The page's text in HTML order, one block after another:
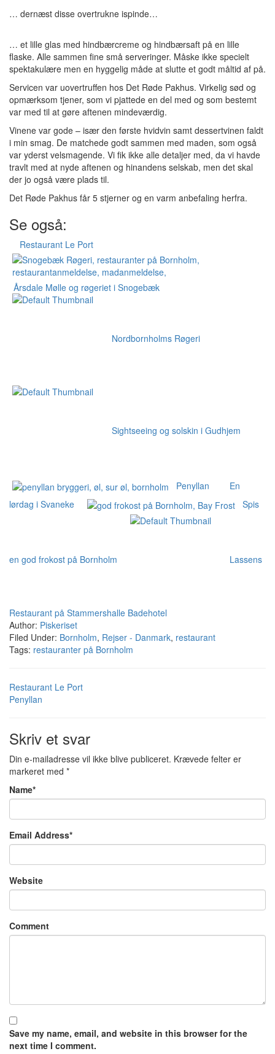
… dernæst disse overtrukne ispinde…
… et lille glas med hindbærcreme og hindbærsaft på en lille
flaske. Alle sammen fine små serveringer. Måske ikke specielt
spektakulære men en hyggelig måde at slutte et godt måltid af på.
Servicen var uovertruffen hos Det Røde Pakhus. Virkelig sød og
opmærksom tjener, som vi pjattede en del med og som bestemt
var med til at gøre aftenen mindeværdig.
Vinene var gode – især den første hvidvin samt dessertvinen faldt
i min smag. De matchede godt sammen med maden, som også
var yderst velsmagende. Vi fik ikke alle detaljer med, da vi havde
travlt med at nyde aftenen og hinandens selskab, men det skal
der jo også være plads til.
Det Røde Pakhus får 5 stjerner og en varm anbefaling herfra.
Se også:
Restaurant Le Port
Årsdale Mølle og røgeriet i Snogebæk
Nordbornholms Røgeri
Sightseeing og solskin i Gudhjem
Penyllan
En
lørdag i Svaneke
Spis
en god frokost på Bornholm Lassens
Restaurant på Stammershalle Badehotel
Author: Piskeriset
Filed Under: Bornholm, Rejser - Danmark, restaurant
Tags: restauranter på Bornholm
Restaurant Le Port
Penyllan
Skriv et svar
Din e-mailadresse vil ikke blive publiceret. Krævede felter er
markeret med *
Name*
Email Address*
Website
Comment
Save my name, email, and website in this browser for the
next time I comment.